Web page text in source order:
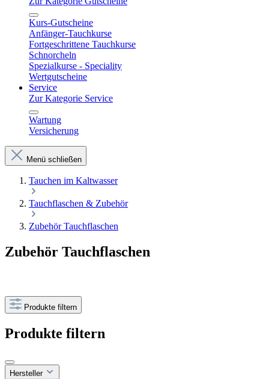
Kurs-Gutscheine
Anfänger-Tauchkurse
Fortgeschrittene Tauchkurse
Schnorcheln
Spezialkurse - Speciality
Wertgutscheine
Service
Zur Kategorie Service
Wartung
Versicherung
Menü schließen
Tauchen im Kaltwasser
Tauchflaschen & Zubehör
Zubehör Tauchflaschen
Zubehör Tauchflaschen
Produkte filtern
Produkte filtern
Hersteller